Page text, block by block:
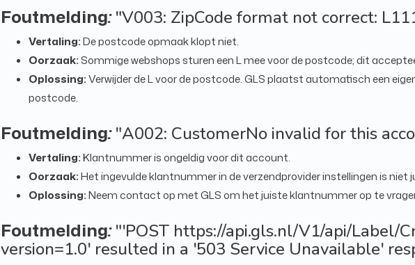
Foutmelding:"V003: ZipCode format not correct:
Vertaling:De postcode opmaak klopt niet.
Oorzaak:Sommige webshops sturen een L mee voor de postcode; dit
Oplossing:Verwijder de L voor de postcode. GLS plaatst automatisch een
postcode.
Foutmelding:"A002: CustomerNo invalid for this
Vertaling:Klantnummer is ongeldig voor dit account.
Oorzaak:Het ingevulde klantnummer in de verzendprovider instellingen is niet
Oplossing:Neem contact op met GLS om het juiste klantnummer op te
Foutmelding:"'POST https://api.gls.nl/V1/api/Label/
version=1.0' resulted in a '503 Service Unavailable'